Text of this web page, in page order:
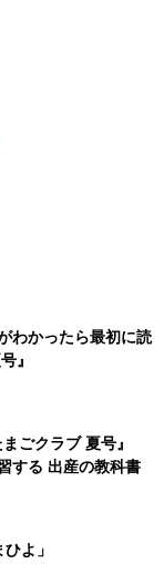
わかったら最初に読
』
ごクラブ 夏号』
する 出産の教科書
よ」